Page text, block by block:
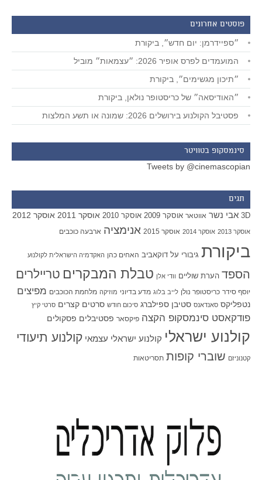
פוסטים אחרונים
״ספיידרמן: יום חדש״, ביקורת
המועמדים לפרס אופיר 2026: ״עצמאות״ מוביל
״תיכון מגשימים״, ביקורת
״האודיסאה״ של כריסטופר נולאן, ביקורת
פסטיבל הקולנוע בירושלים 2026: שמונה או תשע המלצות
סינמסקופ בטוויטר
Tweets by @cinemascopian
תגים
3D אבי נשר אווטאר אוסקר 2009 אוסקר 2010 אוסקר 2011 אוסקר 2012
אוסקר 2013 אוסקר 2014 אוסקר 2015 אנימציה ארבעה כוכבים
ביקורת גיבורי על דוקאביב האחים כהן האקדמיה הישראלית לקולנוע
הספד הערת שוליים וודי אלן טבלת המבקרים טריילרים
יוסף סידר כריסטופר נולן לייב בלוג מדע בדיוני מוזיקה מלחמת הכוכבים מפיצים
נטפליקס סאנדאנס סטיבן ספילברג סיכום חודש סרטים קצרים סרטי קיץ
פודקאסט סינמסקופ הקצה פיקסאר פסטיבלים פסקולים
קולנוע ישראלי קולנוע ישראלי עצמאי קולנוע תיעודי
קטנוניזם שוברי קופות תסריטאות